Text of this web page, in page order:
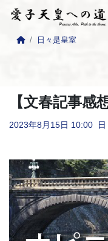
日々是皇室
【文春記事
2023年8月15日 10:00